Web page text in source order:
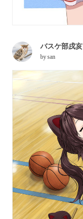
バスケ部戌亥
bysan